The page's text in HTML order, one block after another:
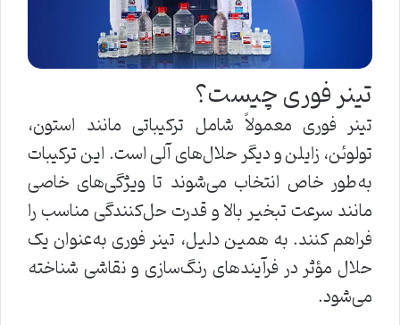
تینر فوری چیست؟
تینر فوری معمولاً شامل ترکیباتی مانند استون،
تولوئن، زایلن و دیگر حلال‌های آلی است. این ترکیبات
به‌طور خاص انتخاب می‌شوند تا ویژگی‌های خاصی
مانند سرعت تبخیر بالا و قدرت حل‌کنندگی مناسب را
فراهم کنند. به همین دلیل، تینر فوری به‌عنوان یک
حلال مؤثر در فرآیندهای رنگ‌سازی و نقاشی شناخته
می‌شود.